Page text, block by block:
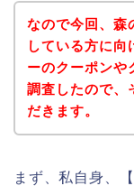
なので今回、森
している方に向
ーのクーポンや
調査したので、
だきます。
まず、私自身、